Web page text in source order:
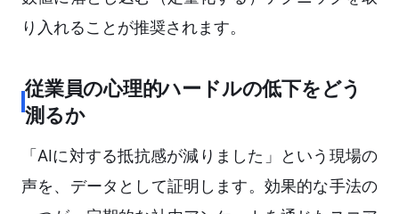
り入れることが推奨されます。
従業員の心理的ハードルの低下をどう
測るか
「AIに対する抵抗感が減りました」という現場の
声を、データとして証明します。効果的な手法の